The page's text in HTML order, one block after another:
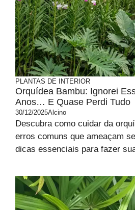
PLANTAS DE INTERIOR
Orquídea Bambu: Ignorei
Anos… E Quase Perdi Tudo
30/12/2025Alcino
Descubra como cuidar da
erros comuns que ameaçam
dicas essenciais para fazer